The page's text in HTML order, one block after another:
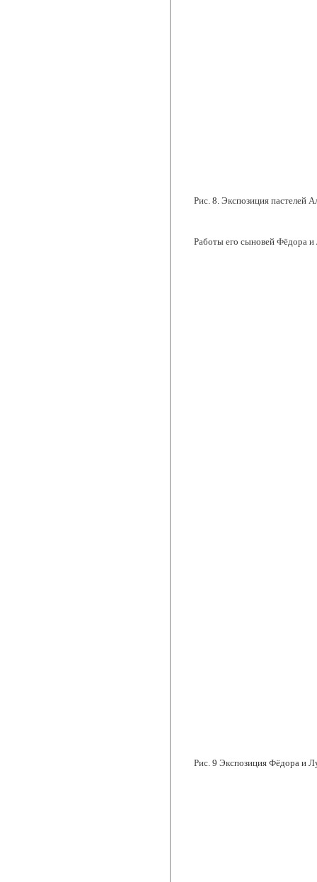
Рис. 8.Экспозиция пастелей
Работы его сыновей Фёдора
Рис. 9 Экспозиция Фёдора и